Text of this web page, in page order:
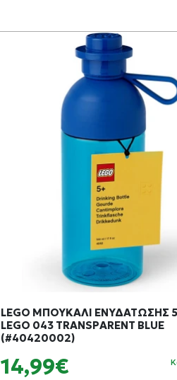
LEGO ΜΠΟΥΚΑΛΙ ΕΝΥΔΑΤΩΣΗΣ
LEGO 043 TRANSPARENT BLUE
(#40420002)
14,99€